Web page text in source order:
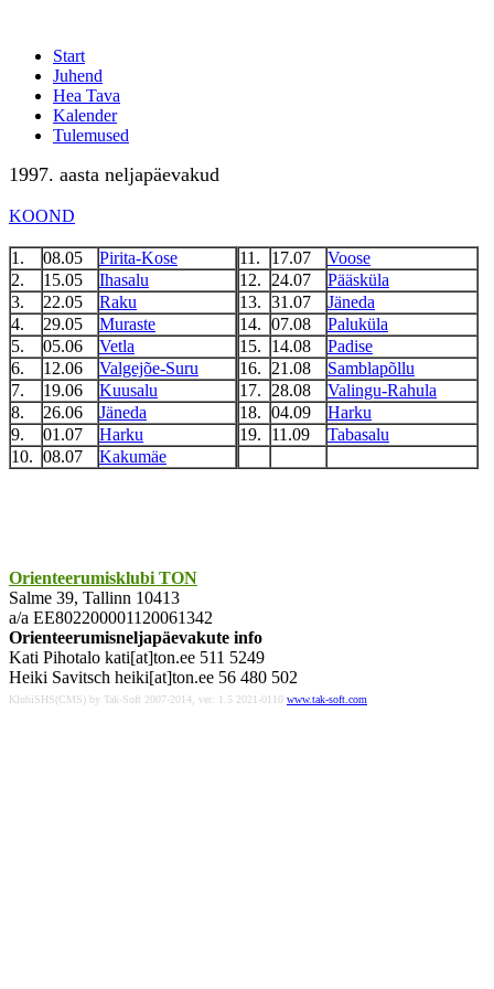
Start
Juhend
Hea Tava
Kalender
Tulemused
1997. aasta neljapäevakud
KOOND
1. 08.05
Pirita-Kose
2.
15.05
Ihasalu
3.
22.05
Raku
4.
29.05
Muraste
5.
05.06
Vetla
6.
12.06
Valgejõe-Suru
7.
19.06
Kuusalu
8.
26.06
Jäneda
9.
01.07
Harku
10. 08.07 Kakumäe
11. 17.07
Voose
12.
24.07
Pääsküla
13. 31.07
Jäneda
14. 07.08
Paluküla
15.
14.08
Padise
16.
21.08
Samblapõllu
17.
28.08
Valingu-Rahula
18. 04.09
Harku
19.
11.09 Tabasalu
Orienteerumisklubi TON
Salme 39, Tallinn 10413
a/a EE802200001120061342
Orienteerumisneljapäevakute info
Kati Pihotalo kati[at]ton.ee 511 5249
Heiki Savitsch heiki[at]ton.ee 56 480 502
KlubiSHS(CMS) by Tak-Soft 2007-2014, ver: 1.5 2021-0110 www.tak-soft.com